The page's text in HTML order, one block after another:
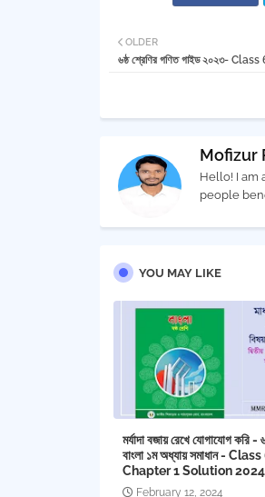
OLDER
৬ষ্ঠ শ্রেণির গণিত গাইড ২০২৩-
Mofizur
Hello! I am
people
YOU MAY LIKE
মর্যাদা বজায় রেখে যোগাযোগ করি -
বাংলা ১ম অধ্যায় সমাধান -
Chapter 1 ‍Solution 2024
February 12, 2024